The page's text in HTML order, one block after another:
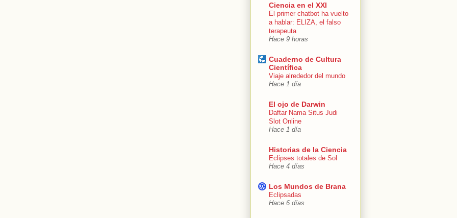
Ciencia en el XXI
El primer chatbot ha vuelto
a hablar: ELIZA, el falso
terapeuta
Hace 9 horas
Cuaderno de Cultura
Científica
Viaje alrededor del mundo
Hace 1 día
El ojo de Darwin
Daftar Nama Situs Judi
Slot Online
Hace 1 día
Historias de la Ciencia
Eclipses totales de Sol
Hace 4 días
Los Mundos de Brana
Eclipsadas
Hace 6 días